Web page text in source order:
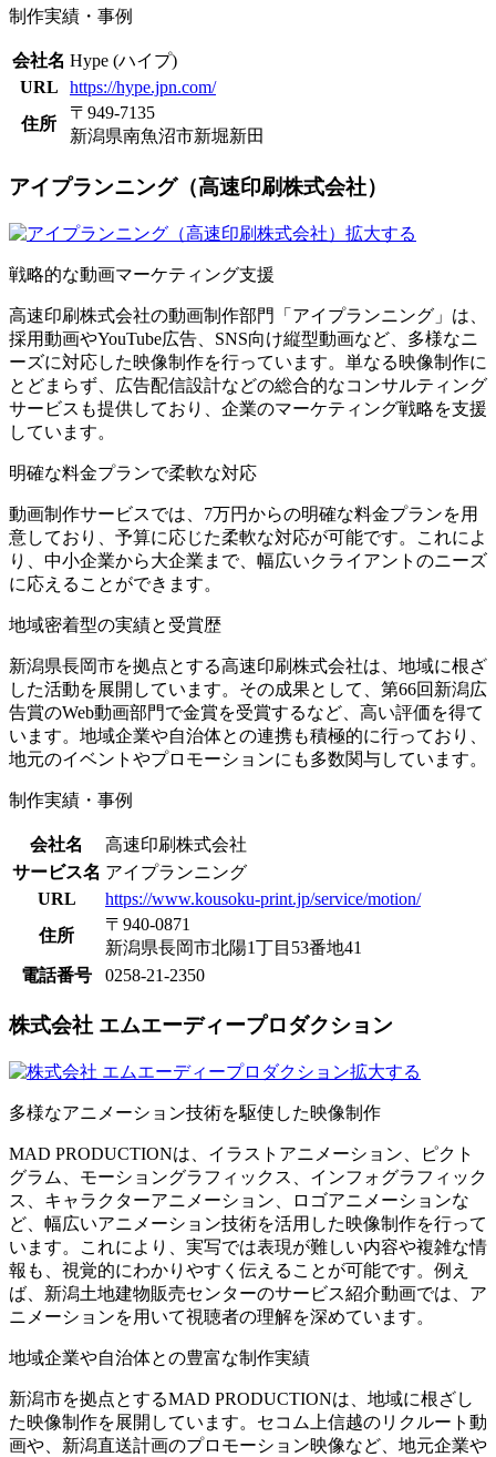
制作実績・事例
会社名 Hype (ハイプ)
URL
https://hype.jpn.com/
住所
〒949-7135
新潟県南魚沼市新堀新田
アイプランニング（高速印刷株式会社）
拡大する
戦略的な動画マーケティング支援
高速印刷株式会社の動画制作部門「アイプランニング」は、
採用動画やYouTube広告、SNS向け縦型動画など、多様なニ
ーズに対応した映像制作を行っています。単なる映像制作に
とどまらず、広告配信設計などの総合的なコンサルティング
サービスも提供しており、企業のマーケティング戦略を支援
しています。
明確な料金プランで柔軟な対応
動画制作サービスでは、7万円からの明確な料金プランを用
意しており、予算に応じた柔軟な対応が可能です。これによ
り、中小企業から大企業まで、幅広いクライアントのニーズ
に応えることができます。
地域密着型の実績と受賞歴
新潟県長岡市を拠点とする高速印刷株式会社は、地域に根ざ
した活動を展開しています。その成果として、第66回新潟広
告賞のWeb動画部門で金賞を受賞するなど、高い評価を得て
います。地域企業や自治体との連携も積極的に行っており、
地元のイベントやプロモーションにも多数関与しています。
制作実績・事例
会社名
高速印刷株式会社
サービス名 アイプランニング
URL
https://www.kousoku-print.jp/service/motion/
住所
〒940-0871
新潟県長岡市北陽1丁目53番地41
電話番号
0258-21-2350
株式会社 エムエーディープロダクション
拡大する
多様なアニメーション技術を駆使した映像制作
MAD PRODUCTIONは、イラストアニメーション、ピクト
グラム、モーショングラフィックス、インフォグラフィック
ス、キャラクターアニメーション、ロゴアニメーションな
ど、幅広いアニメーション技術を活用した映像制作を行って
います。これにより、実写では表現が難しい内容や複雑な情
報も、視覚的にわかりやすく伝えることが可能です。例え
ば、新潟土地建物販売センターのサービス紹介動画では、ア
ニメーションを用いて視聴者の理解を深めています。
地域企業や自治体との豊富な制作実績
新潟市を拠点とするMAD PRODUCTIONは、地域に根ざし
た映像制作を展開しています。セコム上信越のリクルート動
画や、新潟直送計画のプロモーション映像など、地元企業や